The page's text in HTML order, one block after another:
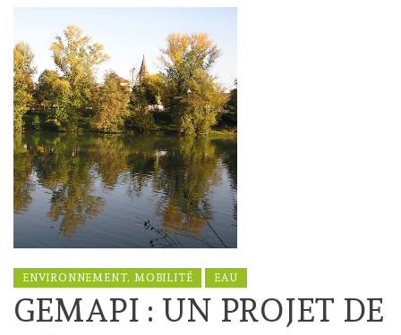
ENVIRONNEMENT, MOBILITÉ EAU
GEMAPI : UN PROJET DE